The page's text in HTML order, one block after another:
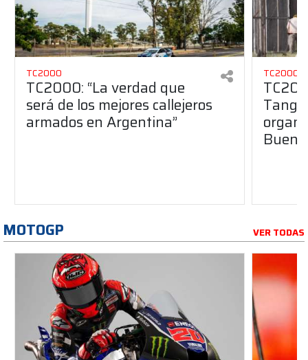
TC2000
TC2000: “La verdad que
será de los mejores callejeros
armados en Argentina”
TC2000
MOTOGP VER TODAS